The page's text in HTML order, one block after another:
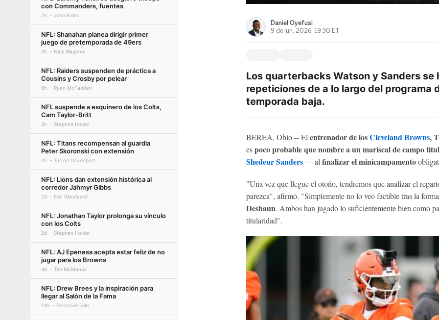
con Commanders, fuentes
2h John Keim
NFL: Shanahan planea dirigir primer
juego de pretemporada de 49ers
3h Nick Wagoner
NFL: Raiders suspenden de práctica a
Cousins y Crosby por pelear
8h Ryan McFadden
NFL suspende a esquinero de los Colts,
Cam Taylor-Britt
3h Stephen Holder
NFL: Titans recompensan al guardia
Peter Skoronski con extensión
2h Turron Davenport
NFL: Lions dan extensión histórica al
corredor Jahmyr Gibbs
2d Eric Woodyard
NFL: Jonathan Taylor prolonga su vínculo
con los Colts
2d Stephen Holder
NFL: AJ Epenesa acepta estar feliz de no
jugar para los Browns
4d Tim McManus
NFL: Drew Brees y la inspiración para
llegar al Salón de la Fama
13h Fernando Villa
Daniel Oyefusi
9 de jun, 2026, 19:30 ET
Los quarterbacks Watson y Sanders se
repeticiones de a lo largo del programa
temporada baja.
BEREA, Ohio -- El entrenador de losCleveland Browns,
espoco probable que nombre a un mariscal de campo
Shedeur Sanders— al finalizar el minicampamento
"Una vez que llegue el otoño, tendremos que analizar el
parezca", afirmó. "Simplemente no lo veo factible tras la
Deshaun. Ambos han jugado lo suficientemente bien como
titularidad".